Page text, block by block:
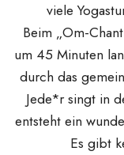
viele
Beim „Om-
um 45 Minuten
durch das
Jede*r singt in
entsteht ein
Es gibt